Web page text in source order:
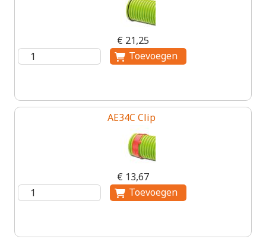
€ 21,25
AE34C Clip
€ 13,67